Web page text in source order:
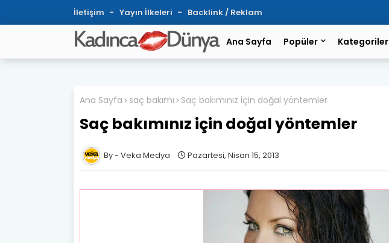
İletişim Yayın İlkeleri Backlink / Reklam
Ana Sayfa Popüler Kategoriler
Ana Sayfa saç bakımı Saç bakımınız için doğal yöntemler
Saç bakımınız için doğal yöntemler
Veka Medya Pazartesi, Nisan 15, 2013